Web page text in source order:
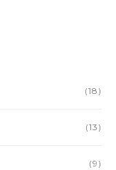
(18)
(13)
(9)